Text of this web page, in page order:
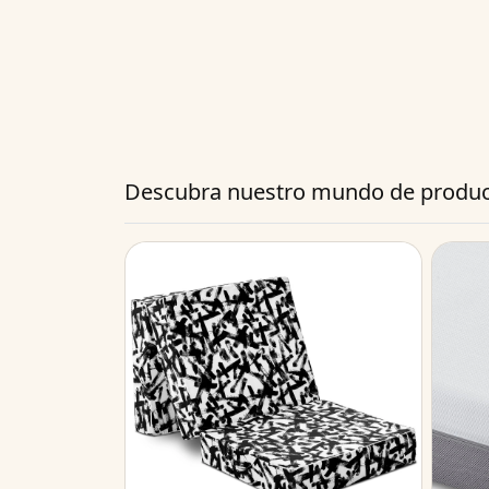
Descubra nuestro mundo de